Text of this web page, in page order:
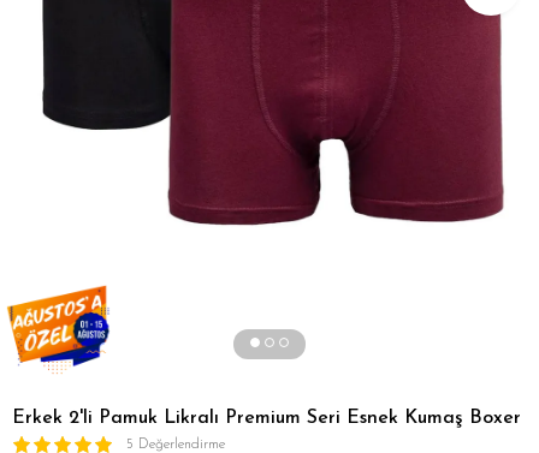
Erkek 2'li Pamuk Likralı Premium Seri Esnek Kumaş Boxer
5 Değerlendirme